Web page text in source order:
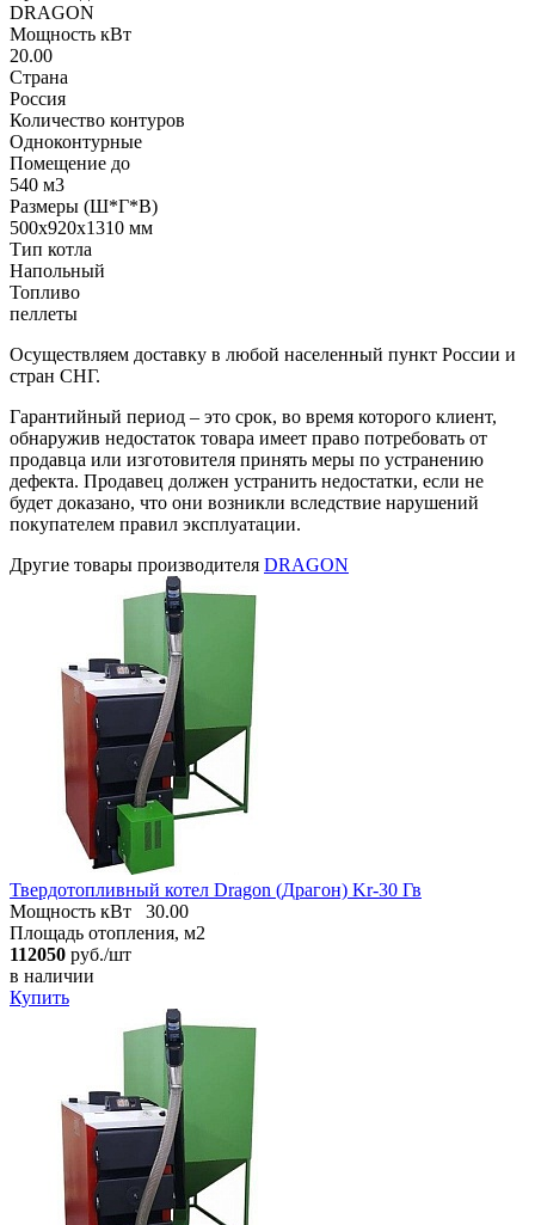
DRAGON
Мощность кВт
20.00
Страна
Россия
Количество контуров
Одноконтурные
Помещение до
540 м3
Размеры (Ш*Г*В)
500х920х1310 мм
Тип котла
Напольный
Топливо
пеллеты
Осуществляем доставку в любой населенный пункт России и
стран СНГ.
Гарантийный период – это срок, во время которого клиент,
обнаружив недостаток товара имеет право потребовать от
продавца или изготовителя принять меры по устранению
дефекта. Продавец должен устранить недостатки, если не
будет доказано, что они возникли вследствие нарушений
покупателем правил эксплуатации.
Другие товары производителя DRAGON
Твердотопливный котел Dragon (Драгон) Kr-30 Гв
Мощность кВт
30.00
Площадь отопления, м2
112050 руб./шт
в наличии
Купить